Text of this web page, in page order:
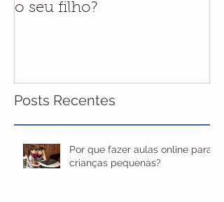
o seu filho?
Posts Recentes
Por que fazer aulas online para
crianças pequenas?